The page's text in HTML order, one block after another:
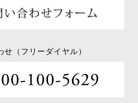
（フリーダイヤル）